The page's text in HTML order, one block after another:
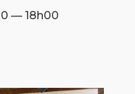
— 18h00